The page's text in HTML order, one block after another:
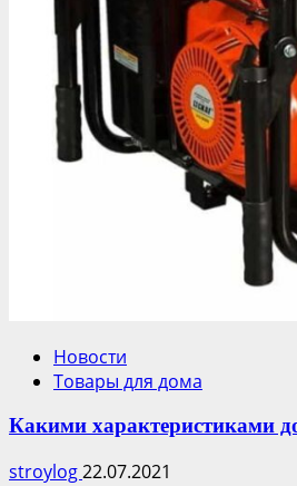
Новости
Товары для дома
Какими характеристиками
stroylog22.07.2021